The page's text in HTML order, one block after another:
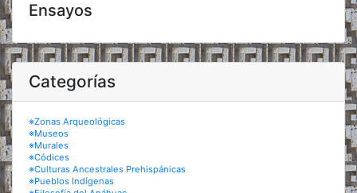
Ensayos
Categorías
※Zonas Arqueológicas
※Museos
※Murales
※Códices
※Culturas Ancestrales Prehispánicas
※Pueblos Indígenas